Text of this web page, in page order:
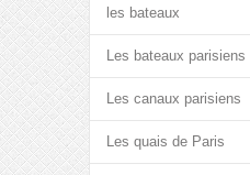
les bateaux
Les bateaux parisiens
Les canaux parisiens
Les quais de Paris